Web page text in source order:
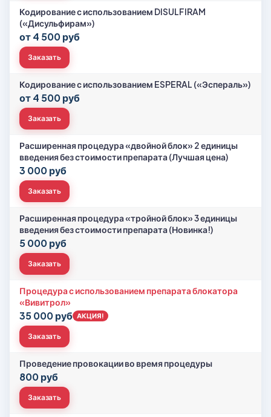
Кодирование с использованием DISULFIRAM
(«Дисульфирам»)
от 4 500 руб
Заказать
Кодирование с использованием ESPERAL («Эспераль»)
от 4 500 руб
Заказать
Расширенная процедура «двойной блок» 2 единицы
введения без стоимости препарата (Лучшая цена)
3 000 руб
Заказать
Расширенная процедура «тройной блок» 3 единицы
введения без стоимости препарата (Новинка!)
5 000 руб
Заказать
Процедура с использованием препарата блокатора
«Вивитрол»
35 000 руб АКЦИЯ!
Заказать
Проведение провокации во время процедуры
800 руб
Заказать